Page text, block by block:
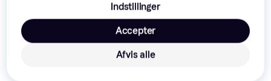
3 butikker
200 kr.
5 butikker
-32 kr.
Indstillinger
Afvis alle
Accepter